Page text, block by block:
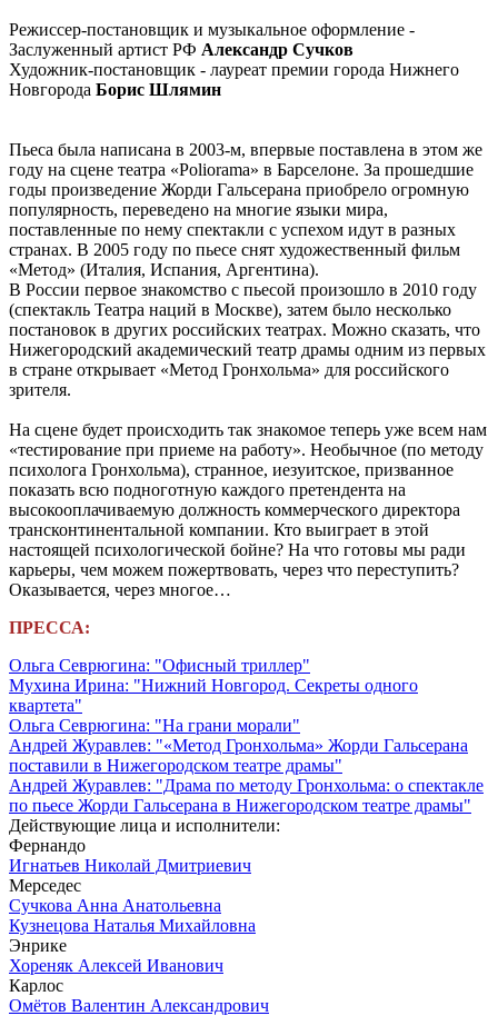
Режиссер-постановщик и музыкальное оформление -
Заслуженный артист РФ Александр Сучков
Художник-постановщик - лауреат премии города Нижнего
Новгорода Борис Шлямин
Пьеса была написана в 2003-м, впервые поставлена в этом же
году на сцене театра «Poliorama» в Барселоне. За прошедшие
годы произведение Жорди Гальсерана приобрело огромную
популярность, переведено на многие языки мира,
поставленные по нему спектакли с успехом идут в разных
странах. В 2005 году по пьесе снят художественный фильм
«Метод» (Италия, Испания, Аргентина).
В России первое знакомство с пьесой произошло в 2010 году
(спектакль Театра наций в Москве), затем было несколько
постановок в других российских театрах. Можно сказать, что
Нижегородский академический театр драмы одним из первых
в стране открывает «Метод Гронхольма» для российского
зрителя.
На сцене будет происходить так знакомое теперь уже всем нам
«тестирование при приеме на работу». Необычное (по методу
психолога Гронхольма), странное, иезуитское, призванное
показать всю подноготную каждого претендента на
высокооплачиваемую должность коммерческого директора
трансконтинентальной компании. Кто выиграет в этой
настоящей психологической бойне? На что готовы мы ради
карьеры, чем можем пожертвовать, через что переступить?
Оказывается, через многое…
ПРЕССА:
Ольга Севрюгина: "Офисный триллер"
Мухина Ирина: "Нижний Новгород. Секреты одного
квартета"
Ольга Севрюгина: "На грани морали"
Андрей Журавлев: "«Метод Гронхольма» Жорди Гальсерана
поставили в Нижегородском театре драмы"
Андрей Журавлев: "Драма по методу Гронхольма: о спектакле
по пьесе Жорди Гальсерана в Нижегородском театре драмы"
Действующие лица и исполнители:
Фернандо
Игнатьев Николай Дмитриевич
Мерседес
Сучкова Анна Анатольевна
Кузнецова Наталья Михайловна
Энрике
Хореняк Алексей Иванович
Карлос
Омётов Валентин Александрович